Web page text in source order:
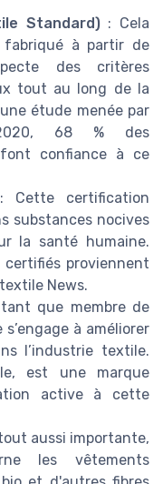
Standard): Cela
à partir de
des critères
tout au long de la
étude menée par
68 % des
font confiance à ce
certification
substances nocives
la santé humaine.
certifiés proviennent
News.
que membre de
à améliorer
l’industrie textile.
est une marque
active à cette
aussi importante,
les vêtements